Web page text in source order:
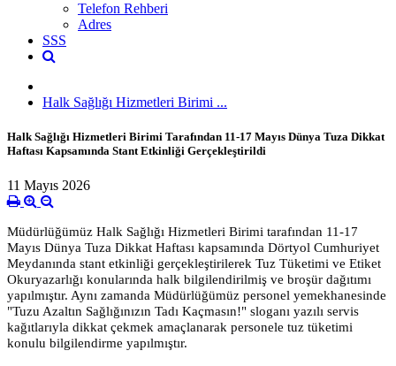
Telefon Rehberi
Adres
SSS
Halk Sağlığı Hizmetleri Birimi ...
Halk Sağlığı Hizmetleri Birimi Tarafından 11-17 Mayıs Dünya Tuza Dikkat
Haftası Kapsamında Stant Etkinliği Gerçekleştirildi
11 Mayıs 2026
Müdürlüğümüz Halk Sağlığı Hizmetleri Birimi tarafından 11-17
Mayıs Dünya Tuza Dikkat Haftası kapsamında Dörtyol Cumhuriyet
Meydanında stant etkinliği gerçekleştirilerek Tuz Tüketimi ve Etiket
Okuryazarlığı konularında halk bilgilendirilmiş ve broşür dağıtımı
yapılmıştır. Aynı zamanda Müdürlüğümüz personel yemekhanesinde
"Tuzu Azaltın Sağlığınızın Tadı Kaçmasın!" sloganı yazılı servis
kağıtlarıyla dikkat çekmek amaçlanarak personele tuz tüketimi
konulu bilgilendirme yapılmıştır.